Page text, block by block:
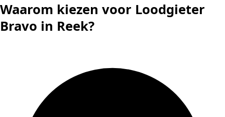
Waarom kiezen voor Loodgieter
Bravo in Reek?